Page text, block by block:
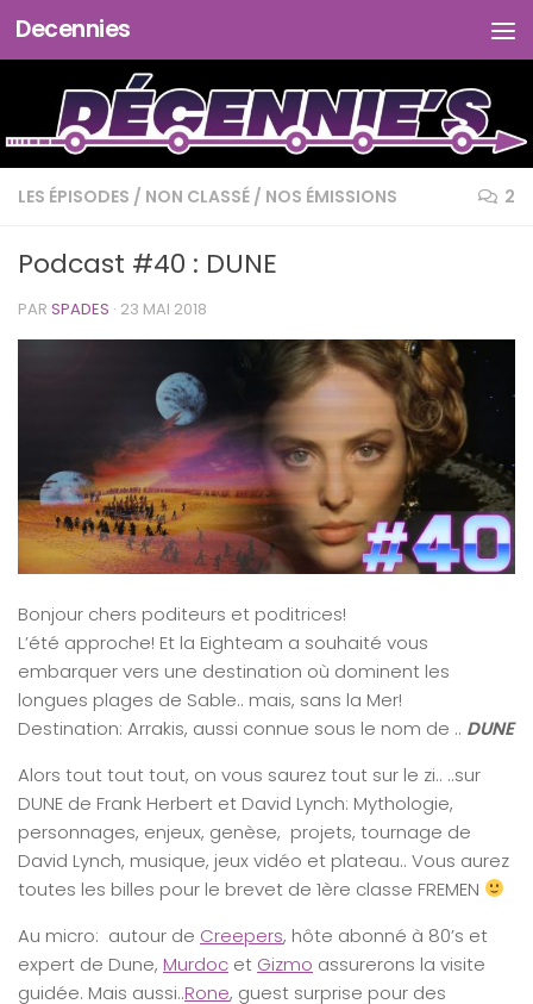
Skip to content
Decennies
LES ÉPISODES / NON CLASSÉ / NOS ÉMISSIONS 2
Podcast #40 : DUNE
PAR SPADES · 23 MAI 2018
Bonjour chers poditeurs et poditrices!
L’été approche! Et la Eighteam a souhaité vous
embarquer vers une destination où dominent les
longues plages de Sable.. mais, sans la Mer!
Destination: Arrakis, aussi connue sous le nom de .. DUNE
Alors tout tout tout, on vous saurez tout sur le zi.. ..sur
DUNE de Frank Herbert et David Lynch: Mythologie,
personnages, enjeux, genèse, projets, tournage de
David Lynch, musique, jeux vidéo et plateau.. Vous aurez
toutes les billes pour le brevet de 1ère classe FREMEN
Au micro: autour de Creepers, hôte abonné à 80’s et
expert de Dune, Murdoc et Gizmo assurerons la visite
guidée. Mais aussi..Rone, guest surprise pour des